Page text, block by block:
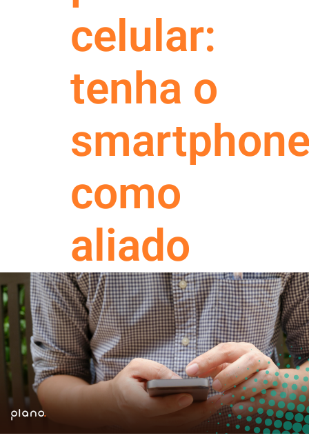
celular:
tenha o
como
aliado